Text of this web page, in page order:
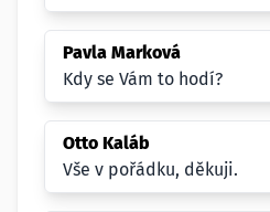
Pavla Marková
Kdy se Vám to hodí?
Otto Kaláb
Vše v pořádku, děkuji.